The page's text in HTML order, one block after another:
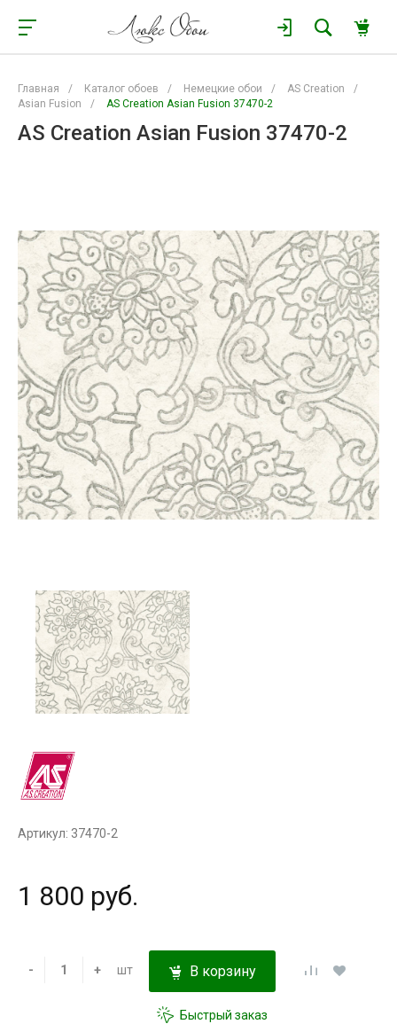
Главная / Каталог обоев / Немецкие обои / AS Creation
/
Asian Fusion
/ AS Creation Asian Fusion 37470-2
AS Creation Asian Fusion 37470-2
Артикул: 37470-2
1 800 руб.
- + шт В корзину
Быстрый заказ